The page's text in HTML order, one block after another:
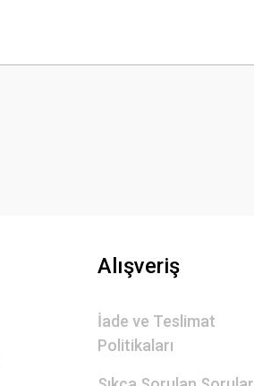
Alışveriş
İade ve Teslimat
Politikaları